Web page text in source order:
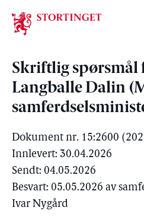
Stortinget.no
Skriftlig spørsmål
Langballe Dalin
Dokument nr. 15:2600
Innlevert: 30.04.2026
Sendt: 04.05.2026
Besvart: 05.05.2026 av
Ivar Nygård